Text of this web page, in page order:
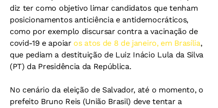
diz ter como objetivo limar candidatos que tenham
posicionamentos anticiência e antidemocráticos,
como por exemplo discursar contra a vacinação de
covid-19 e apoiar os atos de 8 de janeiro, em Brasília,
que pediam a destituição de Luiz Inácio Lula da Silva
(PT) da Presidência da República.
No cenário da eleição de Salvador, até o momento, o
prefeito Bruno Reis (União Brasil) deve tentar a